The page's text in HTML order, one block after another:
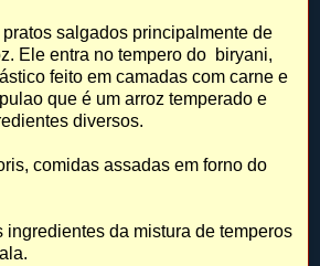
salgados principalmente de
Ele entra no tempero do biryani,
feito em camadas com carne e
que é um arroz temperado e
diversos.
comidas assadas em forno do
ingredientes da mistura de temperos